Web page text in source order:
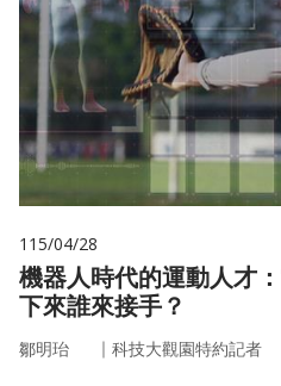
115/04/28
機器人時代的運動人才
下來誰來接手？
鄒明珆 ｜ 科技大觀園特約記者